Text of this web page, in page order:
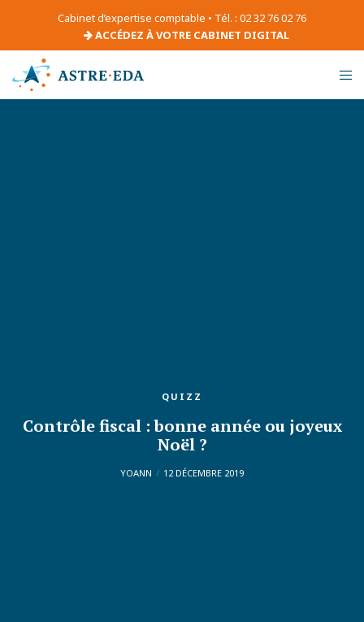
Cabinet d’expertise comptable • Tél. : 02 32 76 02 76
ACCÉDEZ À VOTRE CABINET DIGITAL
QUIZZ
Contrôle fiscal : bonne année ou joyeux
Noël ?
YOANN 12 DÉCEMBRE 2019